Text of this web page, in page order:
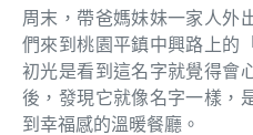
周末，帶爸媽妹妹一家人外
們來到桃園平鎮中興路上的
初光是看到這名字就覺得會
後，發現它就像名字一樣，
到幸福感的溫暖餐廳。